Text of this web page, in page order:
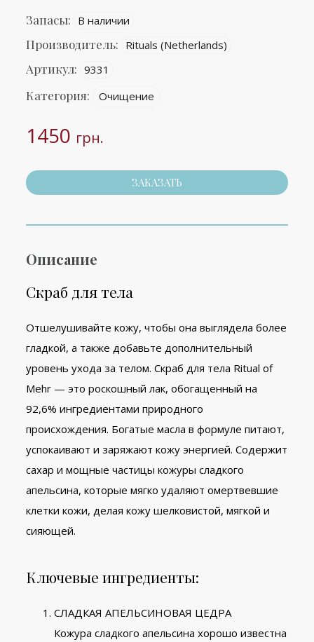
Запасы: В наличии
Производитель: Rituals (Netherlands)
Артикул: 9331
Категория: Очищение
1450 грн.
ЗАКАЗАТЬ
Описание
Скраб для тела
Отшелушивайте кожу, чтобы она выглядела более
гладкой, а также добавьте дополнительный
уровень ухода за телом. Скраб для тела Ritual of
Mehr — это роскошный лак, обогащенный на
92,6% ингредиентами природного
происхождения. Богатые масла в формуле питают,
успокаивают и заряжают кожу энергией. Содержит
сахар и мощные частицы кожуры сладкого
апельсина, которые мягко удаляют омертвевшие
клетки кожи, делая кожу шелковистой, мягкой и
сияющей.
Ключевые ингредиенты:
СЛАДКАЯ АПЕЛЬСИНОВАЯ ЦЕДРА
Кожура сладкого апельсина хорошо известна